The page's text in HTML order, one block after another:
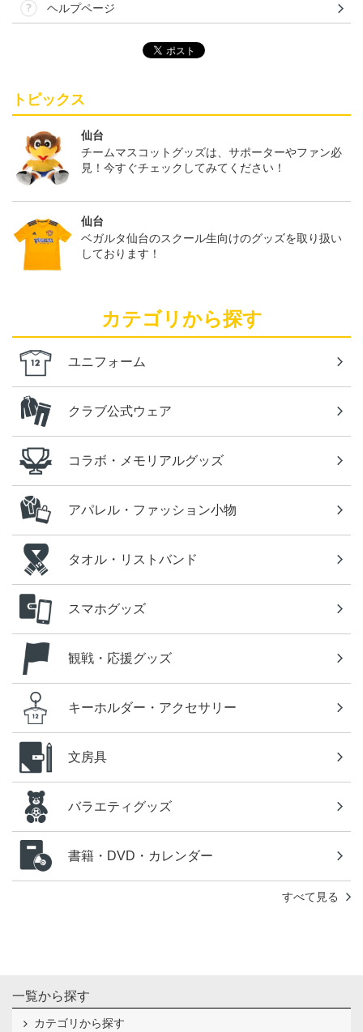
ヘルプページ
トピックス
仙台
チームマスコットグッズは、サポーターやファン必
見！今すぐチェックしてみてください！
仙台
ベガルタ仙台のスクール生向けのグッズを取り扱い
しております！
カテゴリから探す
ユニフォーム
クラブ公式ウェア
コラボ・メモリアルグッズ
アパレル・ファッション小物
タオル・リストバンド
スマホグッズ
観戦・応援グッズ
キーホルダー・アクセサリー
文房具
バラエティグッズ
書籍・DVD・カレンダー
すべて見る
一覧から探す
カテゴリから探す